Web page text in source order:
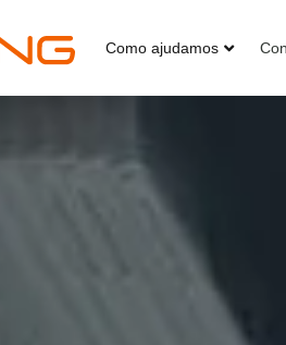
Como ajudamos